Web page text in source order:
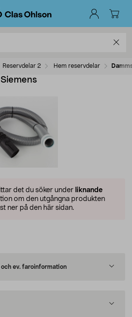
Reservdelar 2 Hem reservdelar
det du söker under liknande
om den utgångna produkten
ner på den här sidan.
ev. faroinformation